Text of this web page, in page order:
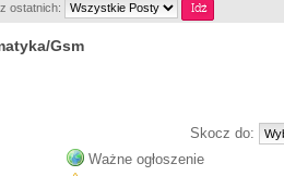
ostatnich:
Gsm
Skocz do:
Ważne ogłoszenie